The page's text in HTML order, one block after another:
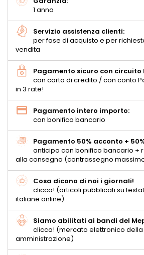
1 anno
Servizio assistenza clienti:
per fase di acquisto e per
vendita
Pagamento sicuro con circuito
con carta di credito / con conto
in 3 rate!
Pagamento intero importo:
con bonifico bancario
Pagamento 50% acconto +
anticipo con bonifico bancario +
alla consegna (contrassegno
Cosa dicono di noi i giornali!
clicca! (articoli pubblicati su
italiane online)
Siamo abilitati ai bandi del
clicca! (mercato elettronico
amministrazione)